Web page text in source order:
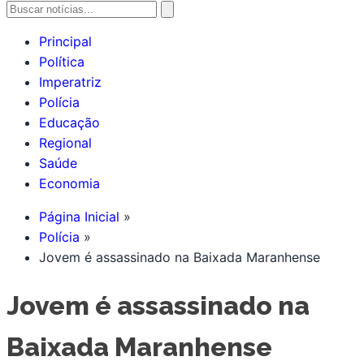
Principal
Política
Imperatriz
Polícia
Educação
Regional
Saúde
Economia
Página Inicial
Polícia
Jovem é assassinado na Baixada Maranhense
Jovem é assassinado na
Baixada Maranhense